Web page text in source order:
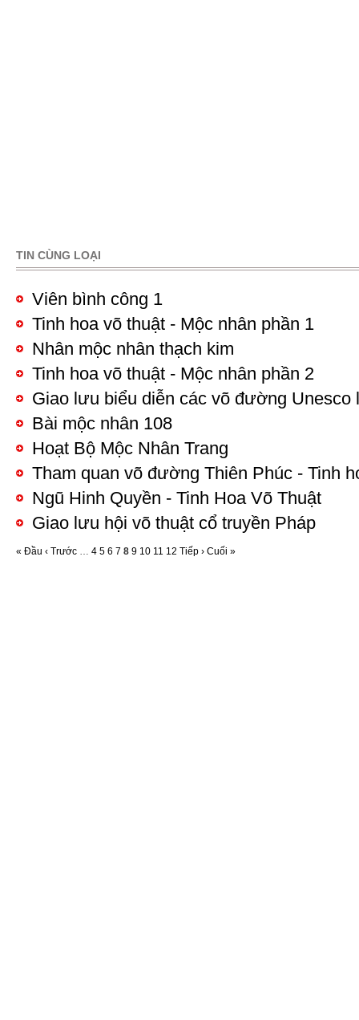
TIN CÙNG LOẠI
Viên bình công 1
Tinh hoa võ thuật - Mộc nhân phần 1
Nhân mộc nhân thạch kim
Tinh hoa võ thuật - Mộc nhân phần 2
Giao lưu biểu diễn các võ đường Unesco
Bài mộc nhân 108
Hoạt Bộ Mộc Nhân Trang
Tham quan võ đường Thiên Phúc - Tinh
Ngũ Hinh Quyền - Tinh Hoa Võ Thuật
Giao lưu hội võ thuật cổ truyền Pháp
« Đầu ‹ Trước … 4 5 6 7 8 9 10 11 12 Tiếp › Cuối »